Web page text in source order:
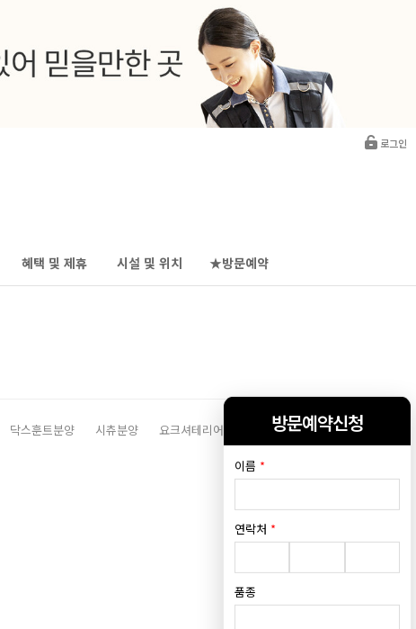
로그인
혜택 및 제휴 시설 및 위치 ★방문예약
닥스훈트분양 시츄분양
요크셔테리어분양
방문예약신청
이름 *
연락처 *
품종